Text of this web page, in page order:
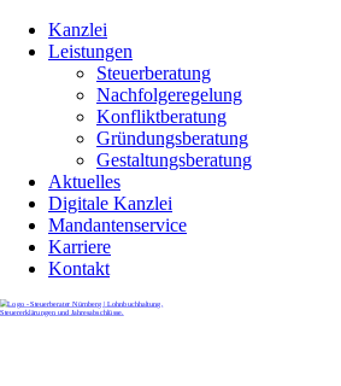
Kanzlei
Leistungen
Steuerberatung
Nachfolgeregelung
Konfliktberatung
Gründungsberatung
Gestaltungsberatung
Aktuelles
Digitale Kanzlei
Mandantenservice
Karriere
Kontakt